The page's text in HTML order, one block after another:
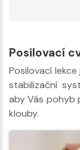
Posilovací
Posilovací
stabilizační
aby Vás pohyb
klouby.